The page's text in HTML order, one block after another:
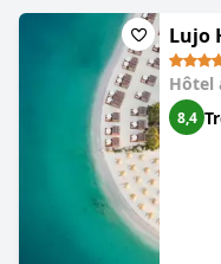
Lujo
Hôtel
8,4